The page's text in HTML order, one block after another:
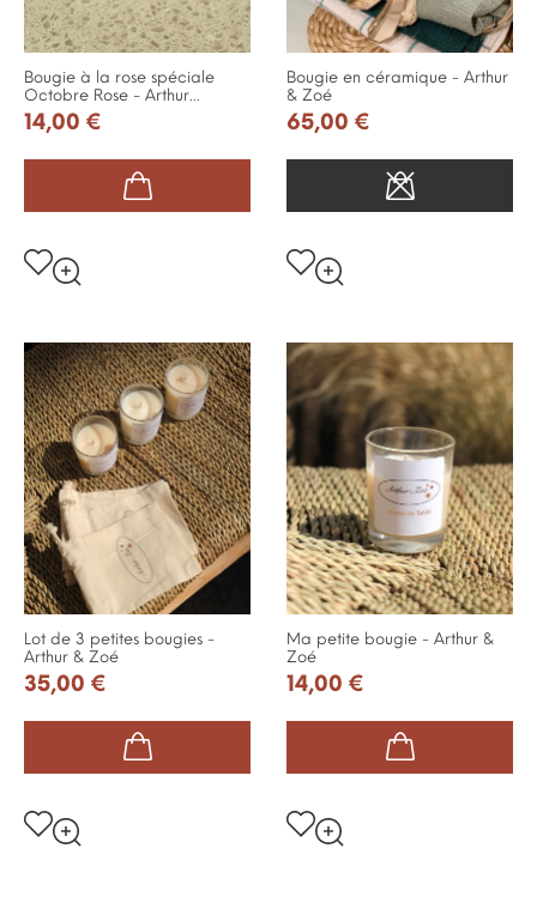
Bougie à la rose spéciale
Octobre Rose - Arthur...
14,00 €
Bougie en céramique - Arthur
& Zoé
65,00 €
Lot de 3 petites bougies -
Arthur & Zoé
35,00 €
Ma petite bougie - Arthur &
Zoé
14,00 €